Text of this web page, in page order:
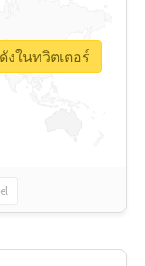
งในทวิตเตอร์